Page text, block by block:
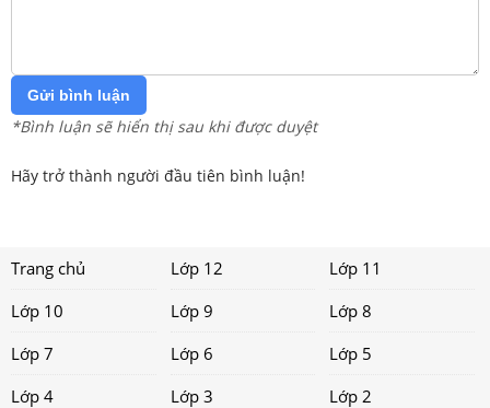
Gửi bình luận
*Bình luận sẽ hiển thị sau khi được duyệt
Hãy trở thành người đầu tiên bình luận!
Trang chủ Lớp 12
Lớp 11
Lớp 10
Lớp 9
Lớp 8
Lớp 7
Lớp 6
Lớp 5
Lớp 4
Lớp 3 Lớp 2